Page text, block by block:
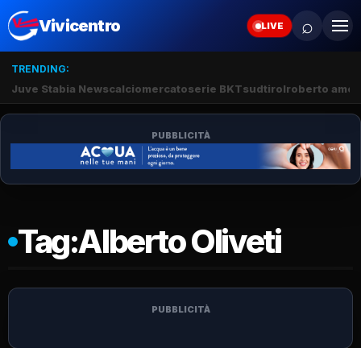
Vivicentro LIVE ⌕
TRENDING:
Juve Stabia Newscalciomercatoserie BKTsudtirolroberto
PUBBLICITÀ
Tag:Alberto Oliveti
PUBBLICITÀ